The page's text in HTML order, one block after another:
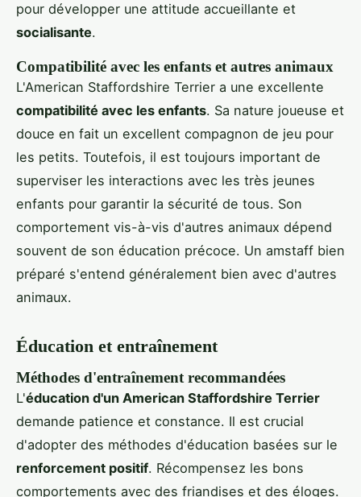
pour développer une attitude accueillante et
socialisante.
Compatibilité avec les enfants et autres animaux
L'American Staffordshire Terrier a une excellente
compatibilité avec les enfants. Sa nature joueuse et
douce en fait un excellent compagnon de jeu pour
les petits. Toutefois, il est toujours important de
superviser les interactions avec les très jeunes
enfants pour garantir la sécurité de tous. Son
comportement vis-à-vis d'autres animaux dépend
souvent de son éducation précoce. Un amstaff bien
préparé s'entend généralement bien avec d'autres
animaux.
Éducation et entraînement
Méthodes d'entraînement recommandées
L'éducation d'un American Staffordshire Terrier
demande patience et constance. Il est crucial
d'adopter des méthodes d'éducation basées sur le
renforcement positif. Récompensez les bons
comportements avec des friandises et des éloges.